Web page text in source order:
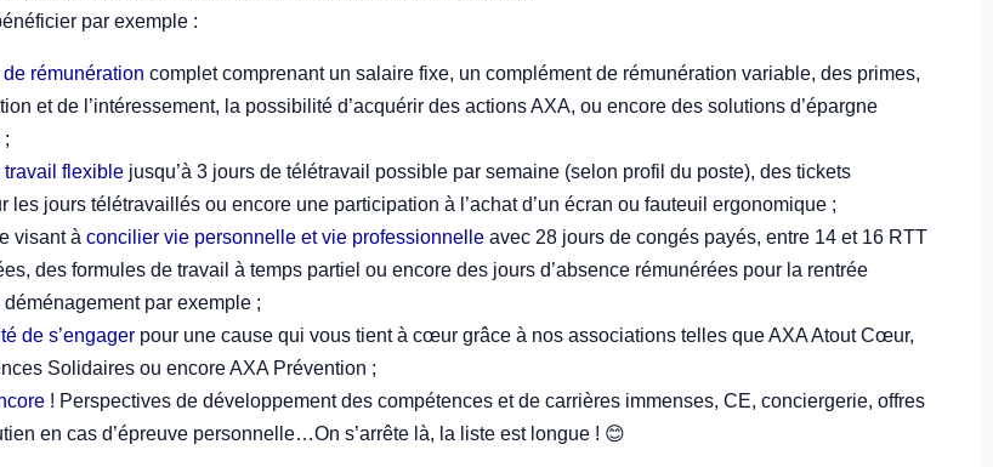
par exemple :
rémunération complet comprenant un salaire fixe, un complément de rémunération variable, des primes,
et de l’intéressement, la possibilité d’acquérir des actions AXA, ou encore des solutions d’épargne
;
travail flexible jusqu’à 3 jours de télétravail possible par semaine (selon profil du poste), des tickets
les jours télétravaillés ou encore une participation à l’achat d’un écran ou fauteuil ergonomique ;​
visant à concilier vie personnelle et vie professionnelle avec 28 jours de congés payés, entre 14 et 16 RTT
des formules de travail à temps partiel ou encore des jours d’absence rémunérées pour la rentrée
par exemple ;
de s’engager pour une cause qui vous tient à cœur grâce à nos associations telles que AXA Atout Cœur,
Solidaires ou encore AXA Prévention ;​
! Perspectives de développement des compétences et de carrières immenses, CE, conciergerie, offres
en cas d’épreuve personnelle…On s’arrête là, la liste est longue ! 😊